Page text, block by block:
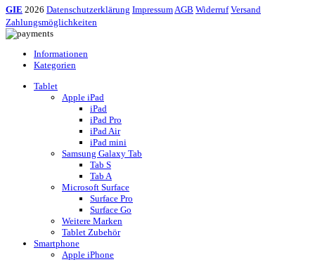
GIE 2026 Datenschutzerklärung ImpressumAGB Widerruf Versand
Zahlungsmöglichkeiten
Informationen
Kategorien
Tablet
Apple iPad
iPad
iPad Pro
iPad Air
iPad mini
Samsung Galaxy Tab
Tab S
Tab A
Microsoft Surface
Surface Pro
Surface Go
Weitere Marken
Tablet Zubehör
Smartphone
Apple iPhone